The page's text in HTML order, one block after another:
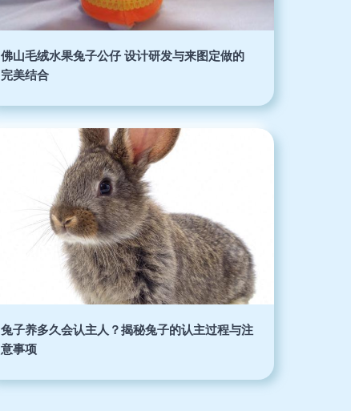
佛山毛绒水果兔子公仔 设计研发与来图定做的
完美结合
兔子养多久会认主人？揭秘兔子的认主过程与注
意事项